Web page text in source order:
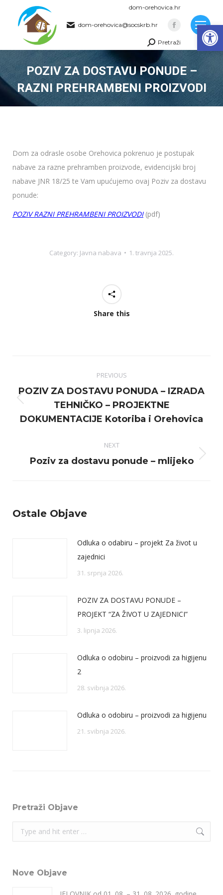
dom-orehovica.hr
dom-orehovica@socskrb.hr
Facebook
page
opens
in
new
Search:Pretraži
POZIV ZA DOSTAVU PONUDE –
RAZNI PREHRAMBENI PROIZVODI
You are here:
Dom za odrasle osobe Orehovica pokrenuo je postupak
nabave za razne prehramben proizvode, evidencijski broj
nabave JNR 18/25 te Vam upućujemo ovaj Poziv za dostavu
ponude:
POZIV RAZNI PREHRAMBENI PROIZVODI(pdf)
Category: Javna nabava 1. travnja 2025.
Share this
PREVIOUS
Previous
post:
POZIV ZA DOSTAVU PONUDA – IZRADA
TEHNIČKO – PROJEKTNE
DOKUMENTACIJE Kotoriba i Orehovica
NEXT
Next
Poziv za dostavu ponude – mlijeko
Ostale Objave
Odluka o odabiru – projekt Za život u
zajednici
31. srpnja 2026.
POZIV ZA DOSTAVU PONUDE –
PROJEKT “ZA ŽIVOT U ZAJEDNICI”
3. lipnja 2026.
Odluka o odobiru – proizvodi za higijenu
2
28. svibnja 2026.
Odluka o odobiru – proizvodi za higijenu
21. svibnja 2026.
Pretraži Objave
Search:
Nove Objave